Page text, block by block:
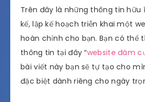
Trên đây là những thông tin hữu
kế, lập kế hoạch triễn khai một
hoàn chỉnh cho bạn. Bạn có thể
thông tin tại đây “website đám
bài viết này bạn sẽ tự tạo cho
đặc biệt dành riêng cho ngày